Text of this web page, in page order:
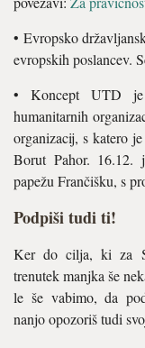
• Evropsko
evropskih poslancev.
• Koncept UTD
humanitarnih
organizacij, s katero
Borut Pahor. 16.12.
papežu Frančišku, s
Podpiši tudi ti!
Ker do cilja, ki za
trenutek manjka še
le še vabimo, da
nanjo opozoriš tudi